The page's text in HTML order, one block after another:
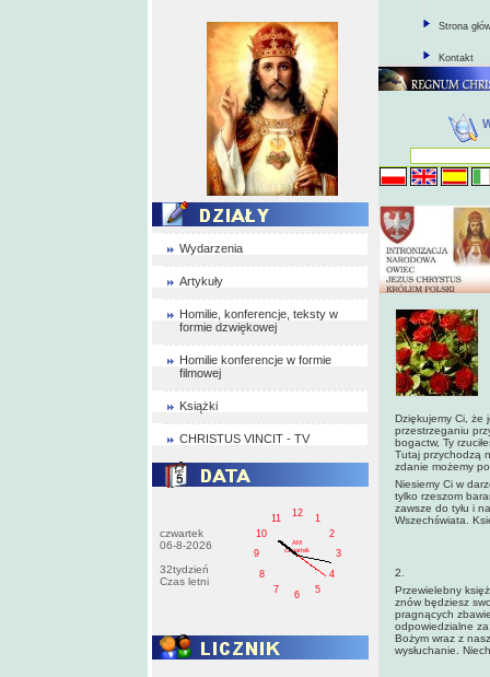
Wydarzenia
Artykuły
Homilie, konferencje, teksty w
formie dzwiękowej
Homilie konferencje w formie
filmowej
Książki
CHRISTUS VINCIT - TV
czwartek
06-8-2026
32tydzień
Czas letni
1
2
3
4
5
6
7
8
9
10
11
12
AM
czwartek
Strona
Kontakt
Dziękujemy Ci, że
przestrzeganiu
bogactw, Ty
Tutaj przychodzą
zdanie możemy
Niesiemy Ci w
tylko rzeszom
zawsze do tyłu i
Wszechświata.
2.
Przewielebny
znów będziesz
pragnących
odpowiedzialne za
Bożym wraz z
wysłuchanie.